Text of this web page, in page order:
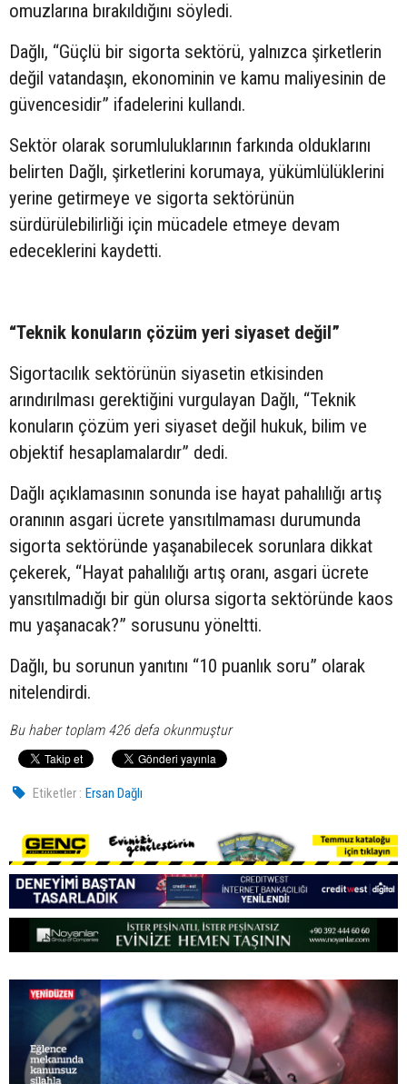
omuzlarına bırakıldığını söyledi.
Dağlı, “Güçlü bir sigorta sektörü, yalnızca şirketlerin
değil vatandaşın, ekonominin ve kamu maliyesinin de
güvencesidir” ifadelerini kullandı.
Sektör olarak sorumluluklarının farkında olduklarını
belirten Dağlı, şirketlerini korumaya, yükümlülüklerini
yerine getirmeye ve sigorta sektörünün
sürdürülebilirliği için mücadele etmeye devam
edeceklerini kaydetti.
“Teknik konuların çözüm yeri siyaset değil”
Sigortacılık sektörünün siyasetin etkisinden
arındırılması gerektiğini vurgulayan Dağlı, “Teknik
konuların çözüm yeri siyaset değil hukuk, bilim ve
objektif hesaplamalardır” dedi.
Dağlı açıklamasının sonunda ise hayat pahalılığı artış
oranının asgari ücrete yansıtılmaması durumunda
sigorta sektöründe yaşanabilecek sorunlara dikkat
çekerek, “Hayat pahalılığı artış oranı, asgari ücrete
yansıtılmadığı bir gün olursa sigorta sektöründe kaos
mu yaşanacak?” sorusunu yöneltti.
Dağlı, bu sorunun yanıtını “10 puanlık soru” olarak
nitelendirdi.
Bu haber toplam 426 defa okunmuştur
Etiketler : Ersan Dağlı